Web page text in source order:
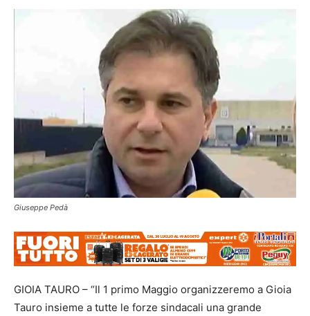
Giuseppe Pedà
GIOIA TAURO – “Il 1 primo Maggio organizzeremo a Gioia
Tauro insieme a tutte le forze sindacali una grande